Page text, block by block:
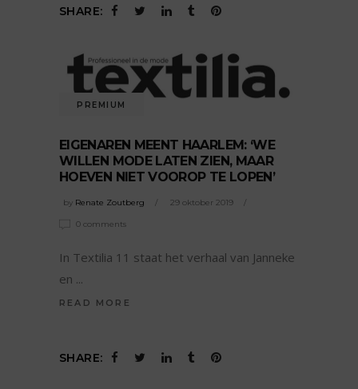
SHARE:
PREMIUM
EIGENAREN MEENT HAARLEM: ‘WE
WILLEN MODE LATEN ZIEN, MAAR
HOEVEN NIET VOOROP TE LOPEN’
by Renate Zoutberg 29 oktober 2019
0 comments
In Textilia 11 staat het verhaal van Janneke
en
READ MORE
SHARE: